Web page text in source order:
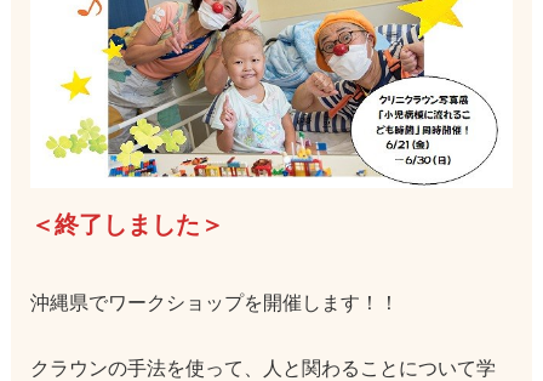
＜終了しました＞
沖縄県でワークショップを開催します！！
クラウンの手法を使って、人と関わることについて学